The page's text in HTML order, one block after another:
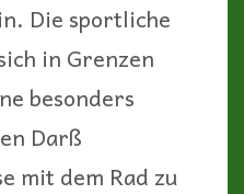
Die sportliche
in Grenzen
besonders
Darß
mit dem Rad zu